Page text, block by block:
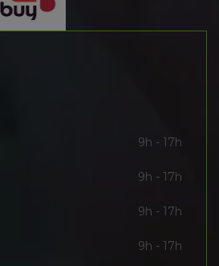
9h - 17h
9h - 17h
9h - 17h
9h - 17h